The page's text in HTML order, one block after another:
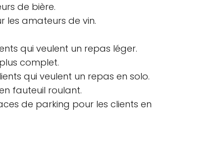
de bière.
les amateurs de vin.
qui veulent un repas léger.
complet.
qui veulent un repas en solo.
fauteuil roulant.
de parking pour les clients en